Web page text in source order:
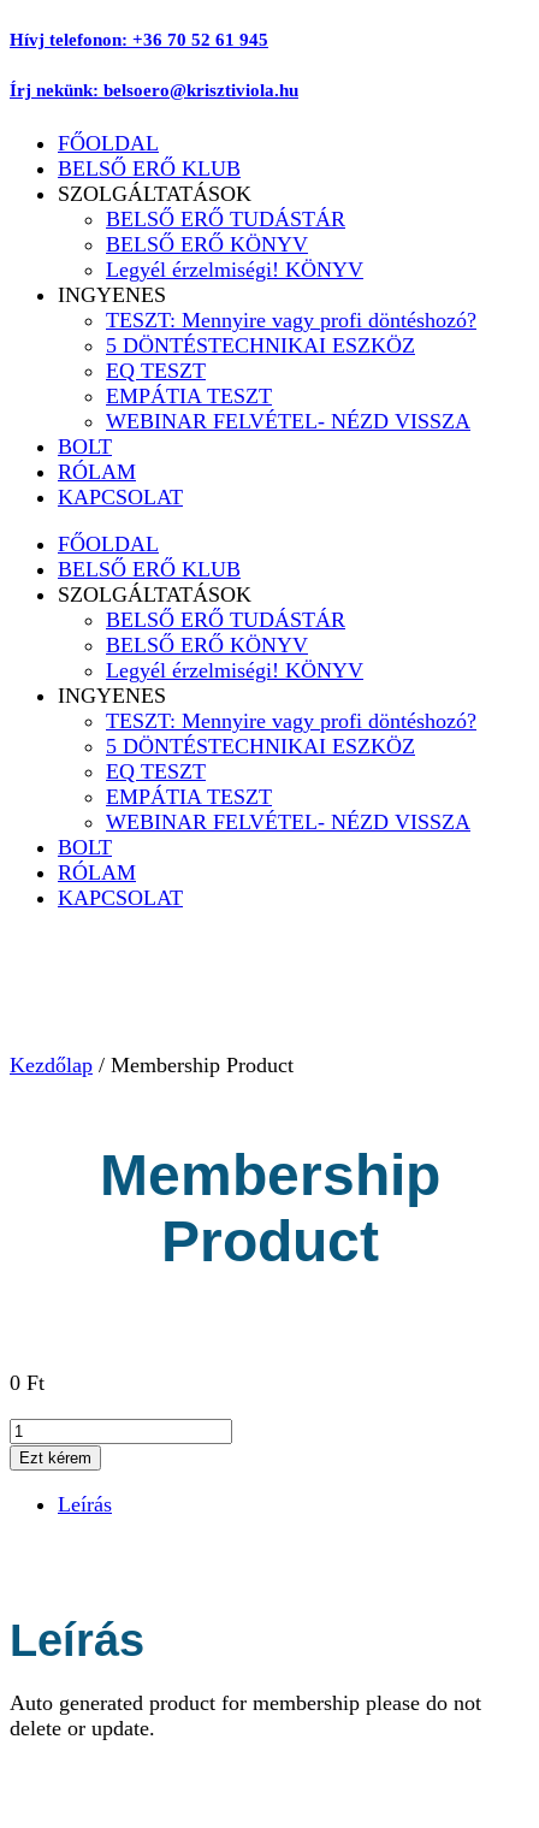
Ugrás
tartalomhoz
Hívj telefonon: +36 70 52 61 945
Írj nekünk: belsoero@krisztiviola.hu
FŐOLDAL
BELSŐ ERŐ KLUB
SZOLGÁLTATÁSOK
BELSŐ ERŐ TUDÁSTÁR
BELSŐ ERŐ KÖNYV
Legyél érzelmiségi! KÖNYV
INGYENES
TESZT: Mennyire vagy profi döntéshozó?
5 DÖNTÉSTECHNIKAI ESZKÖZ
EQ TESZT
EMPÁTIA TESZT
WEBINAR FELVÉTEL- NÉZD VISSZA
BOLT
RÓLAM
KAPCSOLAT
FŐOLDAL
BELSŐ ERŐ KLUB
SZOLGÁLTATÁSOK
BELSŐ ERŐ TUDÁSTÁR
BELSŐ ERŐ KÖNYV
Legyél érzelmiségi! KÖNYV
INGYENES
TESZT: Mennyire vagy profi döntéshozó?
5 DÖNTÉSTECHNIKAI ESZKÖZ
EQ TESZT
EMPÁTIA TESZT
WEBINAR FELVÉTEL- NÉZD VISSZA
BOLT
RÓLAM
KAPCSOLAT
Kezdőlap / Membership Product
Membership
Product
0 Ft
Membership
Product
mennyiség
Ezt kérem
Leírás
Leírás
Auto generated product for membership please do not
delete or update.